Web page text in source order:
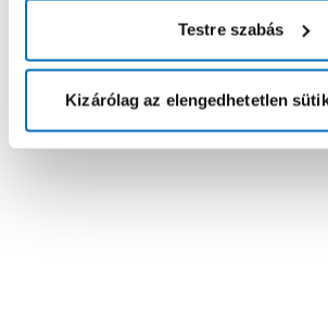
Testre szabás
Kizárólag az elengedhetetlen